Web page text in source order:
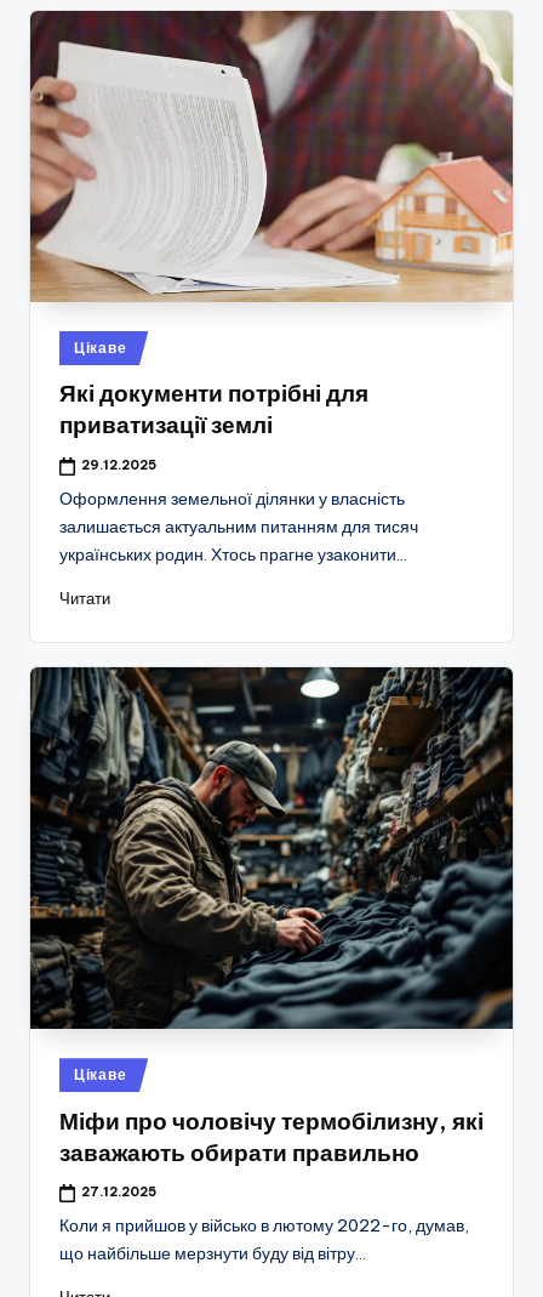
Опубліковано
у
Цікаве
Які документи потрібні для
приватизації землі
29.12.2025
Оформлення земельної ділянки у власність
залишається актуальним питанням для тисяч
українських родин. Хтось прагне узаконити…
Читати
Опубліковано
у
Цікаве
Міфи про чоловічу термобілизну, які
заважають обирати правильно
27.12.2025
Коли я прийшов у військо в лютому 2022-го, думав,
що найбільше мерзнути буду від вітру…